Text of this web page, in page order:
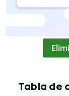
Tabla de